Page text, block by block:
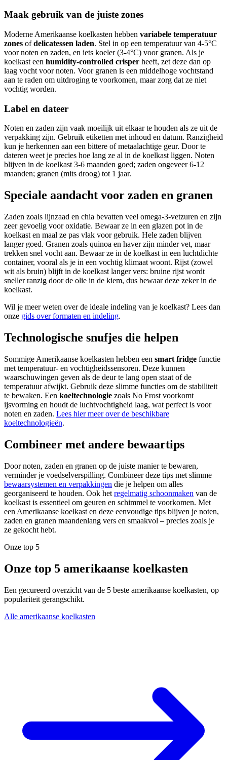
Maak gebruik van de juiste zones
Moderne Amerikaanse koelkasten hebben variabele temperatuur
zones ofdelicatessen laden. Stel in op een temperatuur van 4-5°C
voor noten en zaden, en iets koeler (3-4°C) voor granen. Als je
koelkast een humidity-controlled crisper heeft, zet deze dan op
laag vocht voor noten. Voor granen is een middelhoge vochtstand
aan te raden om uitdroging te voorkomen, maar zorg dat ze niet
vochtig worden.
Label en dateer
Noten en zaden zijn vaak moeilijk uit elkaar te houden als ze uit de
verpakking zijn. Gebruik etiketten met inhoud en datum. Ranzigheid
kun je herkennen aan een bittere of metaalachtige geur. Door te
dateren weet je precies hoe lang ze al in de koelkast liggen. Noten
blijven in de koelkast 3-6 maanden goed; zaden ongeveer 6-12
maanden; granen (mits droog) tot 1 jaar.
Speciale aandacht voor zaden en granen
Zaden zoals lijnzaad en chia bevatten veel omega-3-vetzuren en zijn
zeer gevoelig voor oxidatie. Bewaar ze in een glazen pot in de
koelkast en maal ze pas vlak voor gebruik. Hele zaden blijven
langer goed. Granen zoals quinoa en haver zijn minder vet, maar
trekken snel vocht aan. Bewaar ze in de koelkast in een luchtdichte
container, vooral als je in een vochtig klimaat woont. Rijst (zowel
wit als bruin) blijft in de koelkast langer vers: bruine rijst wordt
sneller ranzig door de olie in de kiem, dus bewaar deze zeker in de
koelkast.
Wil je meer weten over de ideale indeling van je koelkast? Lees dan
onze gids over formaten en indeling.
Technologische snufjes die helpen
Sommige Amerikaanse koelkasten hebben een smart fridge functie
met temperatuur- en vochtigheidssensoren. Deze kunnen
waarschuwingen geven als de deur te lang open staat of de
temperatuur afwijkt. Gebruik deze slimme functies om de stabiliteit
te bewaken. Een koeltechnologie zoals No Frost voorkomt
ijsvorming en houdt de luchtvochtigheid laag, wat perfect is voor
noten en zaden. Lees hier meer over de beschikbare
koeltechnologieën.
Combineer met andere bewaartips
Door noten, zaden en granen op de juiste manier te bewaren,
verminder je voedselverspilling. Combineer deze tips met slimme
bewaarsystemen en verpakkingen die je helpen om alles
georganiseerd te houden. Ook het regelmatig schoonmaken van de
koelkast is essentieel om geuren en schimmel te voorkomen. Met
een Amerikaanse koelkast en deze eenvoudige tips blijven je noten,
zaden en granen maandenlang vers en smaakvol – precies zoals je
ze gekocht hebt.
Onze top 5
Onze top 5 amerikaanse koelkasten
Een gecureerd overzicht van de 5 beste amerikaanse koelkasten, op
populariteit gerangschikt.
Alle amerikaanse koelkasten